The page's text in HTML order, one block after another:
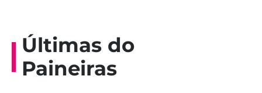
Últimas do
Paineiras